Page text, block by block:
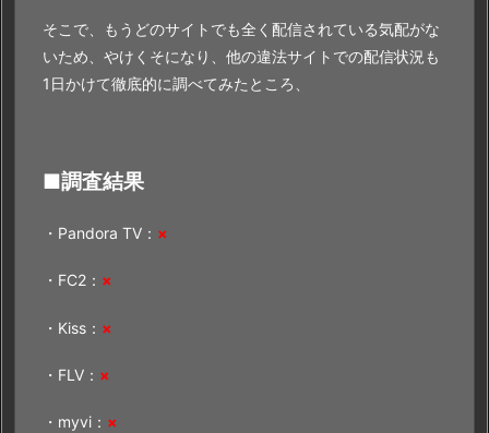
そこで、もうどのサイトでも全く配信されている気配がな
いため、やけくそになり、他の違法サイトでの配信状況も
1日かけて徹底的に調べてみたところ、
■調査結果
・Pandora TV： ×
・FC2： ×
・Kiss： ×
・FLV： ×
・myvi： ×